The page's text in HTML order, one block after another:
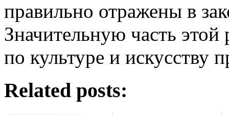
правильно отражены в
Значительную часть этой
по культуре и искусству
Related posts: